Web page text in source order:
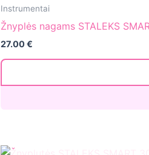
STALEKS
SMART
70
14
[NS-
Instrumentai
Žnyplės nagams STALEKS
27.00€